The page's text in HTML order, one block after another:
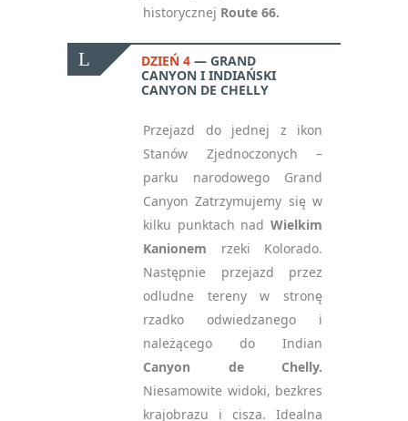
historycznej Route 66.
DZIEŃ 4
GRAND
CANYON I INDIAŃSKI
CANYON DE CHELLY
Przejazd do jednej z ikon
Stanów Zjednoczonych –
parku narodowego Grand
Canyon Zatrzymujemy się w
kilku punktach nad Wielkim
Kanionem rzeki Kolorado.
Następnie przejazd przez
odludne tereny w stronę
rzadko odwiedzanego i
należącego do Indian
Canyon de Chelly.
Niesamowite widoki, bezkres
krajobrazu i cisza. Idealna